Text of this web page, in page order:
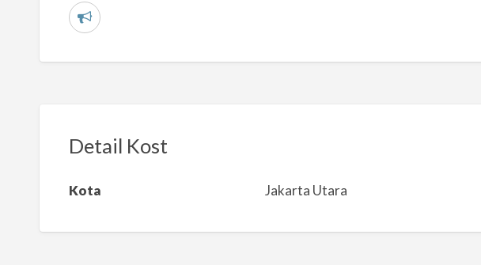
L
a
m
Detail Kost
Kota Jakarta Utara